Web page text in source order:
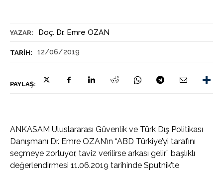
YAZAR: Doç. Dr. Emre OZAN
TARIH: 12/06/2019
PAYLAŞ:
ANKASAM Uluslararası Güvenlik ve Türk Dış Politikası
Danışmanı Dr. Emre OZAN’ın “ABD Türkiye’yi tarafını
seçmeye zorluyor, taviz verilirse arkası gelir” başlıklı
değerlendirmesi 11.06.2019 tarihinde Sputnik’te